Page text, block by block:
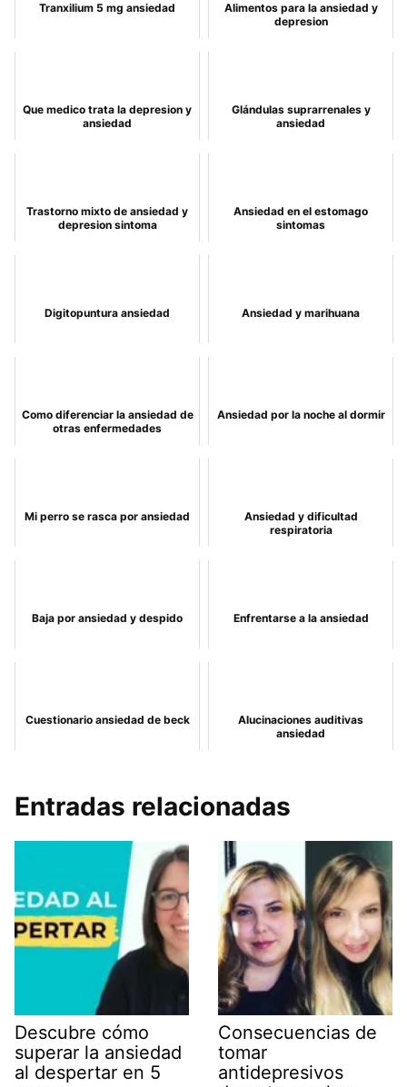
Tranxilium 5 mg ansiedad
Alimentos para la ansiedad y
depresion
Que medico trata la depresion y
ansiedad
Glándulas suprarrenales y
ansiedad
Trastorno mixto de ansiedad y
depresion sintoma
Ansiedad en el estomago
sintomas
Digitopuntura ansiedad Ansiedad y marihuana
Como diferenciar la ansiedad de
otras enfermedades
Ansiedad por la noche al dormir
Mi perro se rasca por ansiedad
Ansiedad y dificultad
respiratoria
Baja por ansiedad y despido Enfrentarse a la ansiedad
Cuestionario ansiedad de beck
Alucinaciones auditivas
ansiedad
Entradas relacionadas
Descubre cómo
superar la ansiedad
al despertar en 5
Consecuencias de
tomar
antidepresivos